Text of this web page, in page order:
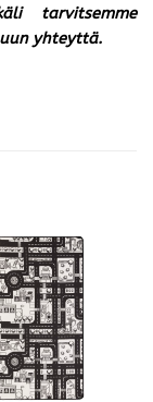
tarvitsemme
yhteyttä.